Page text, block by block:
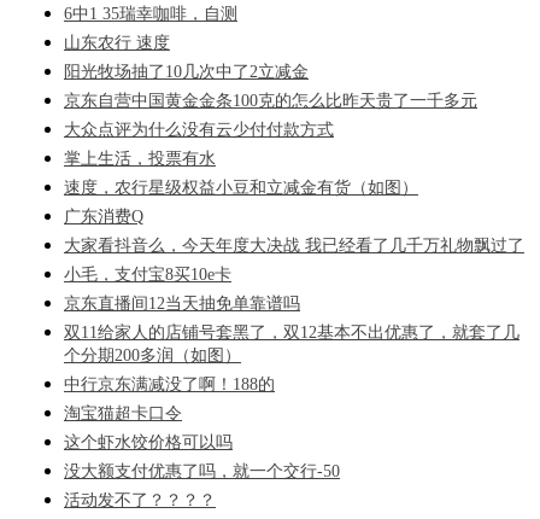
6中1 35瑞幸咖啡，自测
山东农行 速度
阳光牧场抽了10几次中了2立减金
京东自营中国黄金金条100克的怎么比昨天贵了一千多元
大众点评为什么没有云少付付款方式
掌上生活，投票有水
速度，农行星级权益小豆和立减金有货（如图）
广东消费Q
大家看抖音么，今天年度大决战 我已经看了几千万礼物飘过了
小毛，支付宝8买10e卡
京东直播间12当天抽免单靠谱吗
双11给家人的店铺号套黑了，双12基本不出优惠了，就套了几
个分期200多润（如图）
中行京东满减没了啊！188的
淘宝猫超卡口令
这个虾水饺价格可以吗
没大额支付优惠了吗，就一个交行-50
活动发不了？？？？